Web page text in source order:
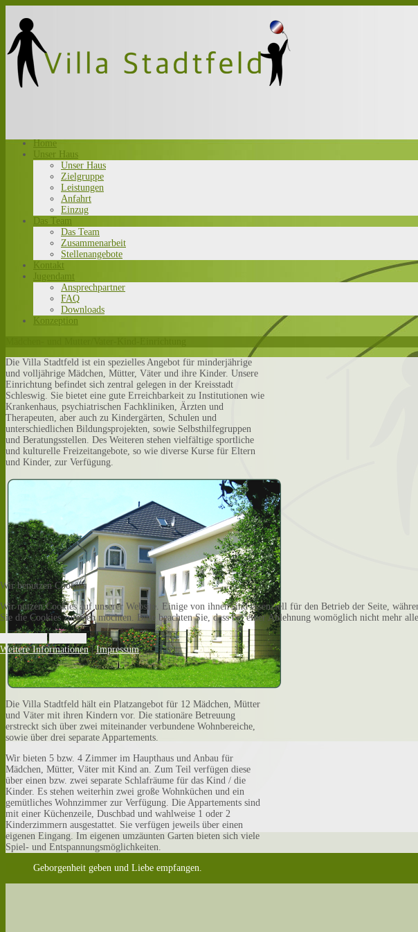
Home
Unser Haus
Unser Haus
Zielgruppe
Leistungen
Anfahrt
Einzug
Das Team
Das Team
Zusammenarbeit
Stellenangebote
Kontakt
Jugendamt
Ansprechpartner
FAQ
Downloads
Konzeption
Die Villa Stadtfeld ist ein spezielles Angebot für minderjährige
und volljährige Mädchen, Mütter, Väter und ihre Kinder. Unsere
Einrichtung befindet sich zentral gelegen in der Kreisstadt
Schleswig. Sie bietet eine gute Erreichbarkeit zu Institutionen wie
Krankenhaus, psychiatrischen Fachkliniken, Ärzten und
Therapeuten, aber auch zu Kindergärten, Schulen und
unterschiedlichen Bildungsprojekten, sowie Selbsthilfegruppen
und Beratungsstellen. Des Weiteren stehen vielfältige sportliche
und kulturelle Freizeitangebote, so wie diverse Kurse für Eltern
und Kinder, zur Verfügung.
Die Villa Stadtfeld hält ein Platzangebot für 12 Mädchen, Mütter
und Väter mit ihren Kindern vor. Die stationäre Betreuung
erstreckt sich über zwei miteinander verbundene Wohnbereiche,
sowie über drei separate Appartements.
Wir bieten 5 bzw. 4 Zimmer im Haupthaus und Anbau für
Mädchen, Mütter, Väter mit Kind an. Zum Teil verfügen diese
über einen bzw. zwei separate Schlafräume für das Kind / die
Kinder. Es stehen weiterhin zwei große Wohnküchen und ein
gemütliches Wohnzimmer zur Verfügung. Die Appartements sind
mit einer Küchenzeile, Duschbad und wahlweise 1 oder 2
Kinderzimmern ausgestattet. Sie verfügen jeweils über einen
eigenen Eingang. Im eigenen umzäunten Garten bieten sich viele
Spiel- und Entspannungsmöglichkeiten.
Geborgenheit geben und Liebe empfangen.
Wir benutzen Cookies
Wir nutzen Cookies auf unserer Website. Einige von ihnen sind essenziell für den Betrieb der Seite,
Sie die Cookies zulassen möchten. Bitte beachten Sie, dass bei einer Ablehnung womöglich nicht mehr
Weitere Informationen|Impressum